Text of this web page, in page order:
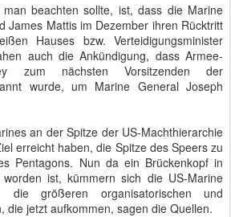
beachten sollte, ist, dass die Marine
James Mattis im Dezember ihren Rücktritt
Hauses bzw. Verteidigungsminister
auch die Ankündigung, dass Armee-
zum nächsten Vorsitzenden der
wurde, um Marine General Joseph
an der Spitze der US-Machthierarchie
erreicht haben, die Spitze des Speers zu
Pentagons. Nun da ein Brückenkopf in
worden ist, kümmern sich die US-Marine
größeren organisatorischen und
die jetzt aufkommen, sagen die Quellen.